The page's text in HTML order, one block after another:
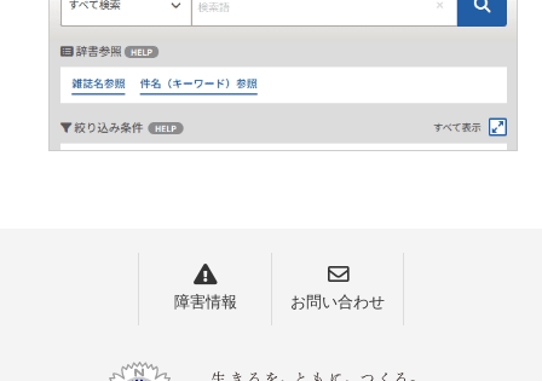
障害情報 お問い合わせ